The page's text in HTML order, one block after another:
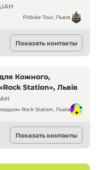
Pitbike
Pitbike Tour, Львів
Показать контакты
Кожного,
Station», Львів
Rock Station, Львів
Показать контакты